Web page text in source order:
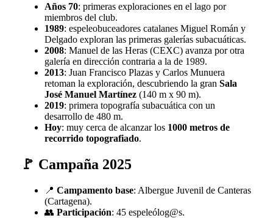
Años 70: primeras exploraciones en el lago por
miembros del club.
1989: espeleobuceadores catalanes Miguel Román y
Delgado exploran las primeras galerías subacuáticas.
2008: Manuel de las Heras (CEXC) avanza por otra
galería en dirección contraria a la de 1989.
2013: Juan Francisco Plazas y Carlos Munuera
retoman la exploración, descubriendo la gran Sala
José Manuel Martínez (140 m x 90 m).
2019: primera topografía subacuática con un
desarrollo de 480 m.
Hoy: muy cerca de alcanzar los 1000 metros de
recorrido topografiado.
🚩 Campaña 2025
📍 Campamento base: Albergue Juvenil de Canteras
(Cartagena).
👥 Participación: 45 espeleólog@s.